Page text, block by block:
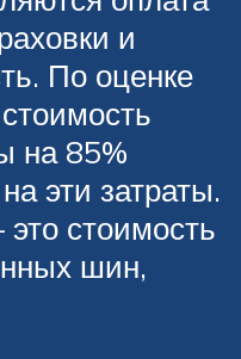
и
По оценке
на 85%
эти затраты.
стоимость
шин,